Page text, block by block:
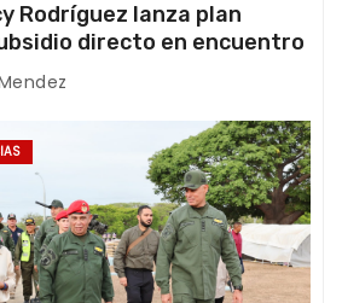
Rodríguez lanza plan
directo en encuentro